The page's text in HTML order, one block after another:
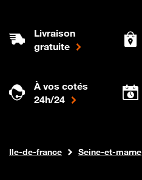
Livraison
gratuite
À vos cotés
24h/24
Boutique Orange
Internet fibre
Ile-de-france Seine-et-marne